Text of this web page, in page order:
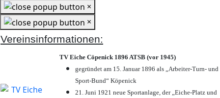
×
×
Vereinsinformationen:
TV Eiche Cöpenick 1896 ATSB (vor 1945)
gegründet am 15. Januar 1896 als „Arbeiter-Turn- und
Sport-Bund“ Köpenick
21. Juni 1921 neue Sportanlage, der „Eiche-Platz und